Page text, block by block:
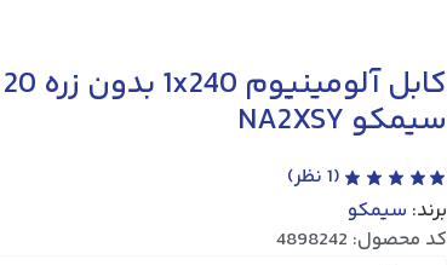
سیمکو NA2XSY
(
1 نظر)
برند: سیمکو
کد محصول: 4898242